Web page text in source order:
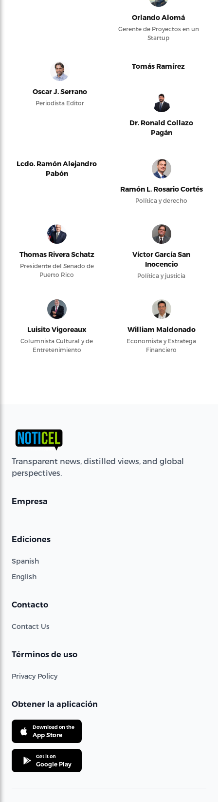
Orlando Alomá
Gerente de Proyectos en un
Startup
Oscar J. Serrano
Periodista Editor
Tomás Ramírez
Dr. Ronald Collazo
Pagán
Lcdo. Ramón Alejandro
Pabón
Ramón L. Rosario Cortés
Política y derecho
Thomas Rivera Schatz
Presidente del Senado de
Puerto Rico
Víctor García San
Inocencio
Política y justicia
Luisito Vigoreaux
Columnista Cultural y de
Entretenimiento
William Maldonado
Economista y Estratega
Financiero
Transparent news, distilled views, and global
perspectives.
Empresa
Ediciones
Spanish
English
Contacto
Contact Us
Términos de uso
Privacy Policy
Obtener la aplicación
Download on the
App Store
Get it on
Google Play